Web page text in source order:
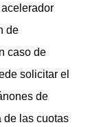
de
caso de
solicitar el
de
de las cuotas